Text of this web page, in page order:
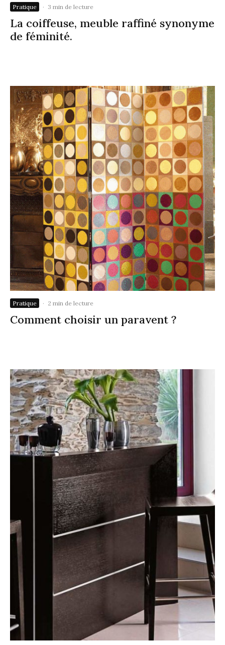
Pratique · 3 min de lecture
La coiffeuse, meuble raffiné synonyme
de féminité.
Pratique · 2 min de lecture
Comment choisir un paravent ?